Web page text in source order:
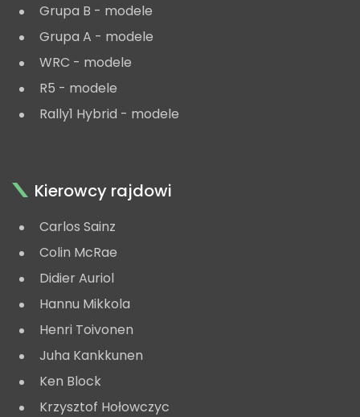
Grupa B - modele
Grupa A - modele
WRC - modele
R5 - modele
Rally1 Hybrid - modele
Kierowcy rajdowi
Carlos Sainz
Colin McRae
Didier Auriol
Hannu Mikkola
Henri Toivonen
Juha Kankkunen
Ken Block
Krzysztof Hołowczyc